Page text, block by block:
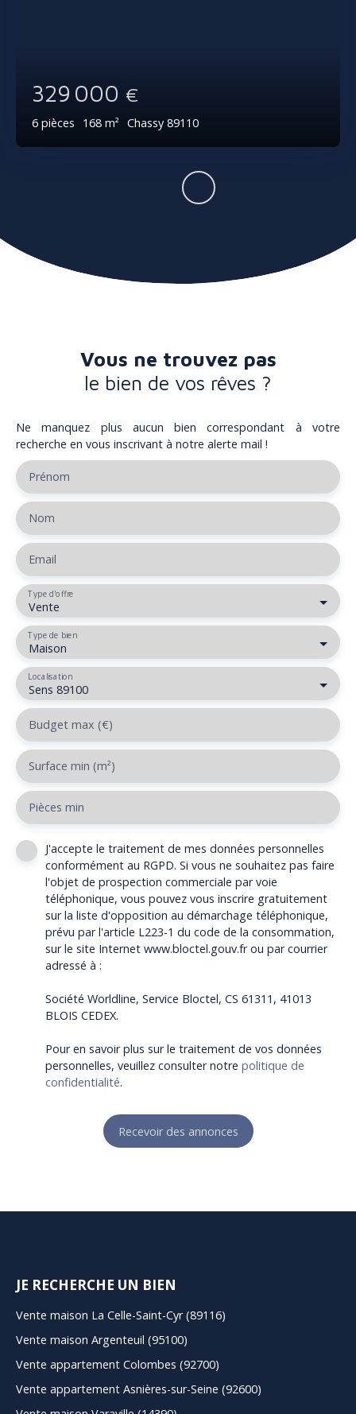
329 000 €
6 pièces 168 m² Chassy 89110
Vous ne trouvez pas
le bien de vos rêves ?
Ne manquez plus aucun bien correspondant à votre
recherche en vous inscrivant à notre alerte mail !
Prénom
Nom
Email
Vente
Type d'offre
Maison
Type de bien
Sens 89100
Localisation
Budget max (€)
Surface min (m²)
Pièces min
J'accepte le traitement de mes données personnelles
conformément au RGPD. Si vous ne souhaitez pas faire
l'objet de prospection commerciale par voie
téléphonique, vous pouvez vous inscrire gratuitement
sur la liste d'opposition au démarchage téléphonique,
prévu par l'article L223-1 du code de la consommation,
sur le site Internet www.bloctel.gouv.fr ou par courrier
adressé à :
Société Worldline, Service Bloctel, CS 61311, 41013
BLOIS CEDEX.
Pour en savoir plus sur le traitement de vos données
personnelles, veuillez consulter notre politique de
confidentialité.
Recevoir des annonces
JE RECHERCHE UN BIEN
Vente maison La Celle-Saint-Cyr (89116)
Vente maison Argenteuil (95100)
Vente appartement Colombes (92700)
Vente appartement Asnières-sur-Seine (92600)